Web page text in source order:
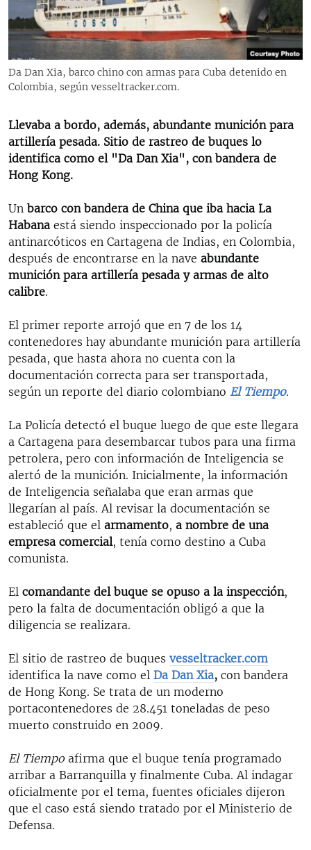
RADIO MARTÍ
ESPECIALES
ESPECIALES
LA REALIDAD DE LA VIVIENDA EN CUBA
KENTU-CUBANO
LOS SANTOS DE HIALEAH
LA INVASIÓN DE RUSIA A UCRANIA
MULTIMEDIA
EDITORIALES
SÍGUENOS
Da Dan Xia, barco chino con armas para Cuba detenido en
Colombia, según vesseltracker.com.
Llevaba a bordo, además, abundante munición para
artillería pesada. Sitio de rastreo de buques lo
identifica como el "Da Dan Xia", con bandera de
Hong Kong.
Un barco con bandera de China que iba hacia La
Habana está siendo inspeccionado por la policía
antinarcóticos en Cartagena de Indias, en Colombia,
después de encontrarse en la nave abundante
munición para artillería pesada y armas de alto
calibre.
El primer reporte arrojó que en 7 de los 14
contenedores hay abundante munición para artillería
pesada, que hasta ahora no cuenta con la
documentación correcta para ser transportada,
según un reporte del diario colombiano El Tiempo.
La Policía detectó el buque luego de que este llegara
a Cartagena para desembarcar tubos para una firma
petrolera, pero con información de Inteligencia se
alertó de la munición. Inicialmente, la información
de Inteligencia señalaba que eran armas que
llegarían al país. Al revisar la documentación se
estableció que el armamento, a nombre de una
empresa comercial, tenía como destino a Cuba
comunista.
El comandante del buque se opuso a la inspección,
pero la falta de documentación obligó a que la
diligencia se realizara.
El sitio de rastreo de buques vesseltracker.com
identifica la nave como el Da Dan Xia, con bandera
de Hong Kong. Se trata de un moderno
portacontenedores de 28.451 toneladas de peso
muerto construido en 2009.
El Tiempo afirma que el buque tenía programado
arribar a Barranquilla y finalmente Cuba. Al indagar
oficialmente por el tema, fuentes oficiales dijeron
que el caso está siendo tratado por el Ministerio de
Defensa.